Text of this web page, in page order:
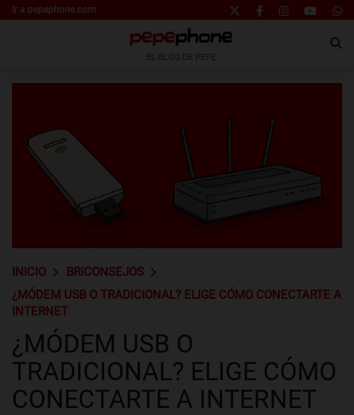
Ir a pepephone.com
INICIO
BRICONSEJOS
¿MÓDEM USB O TRADICIONAL? ELIGE CÓMO CONECTARTE A
INTERNET
¿MÓDEM USB O
TRADICIONAL? ELIGE CÓMO
CONECTARTE A INTERNET